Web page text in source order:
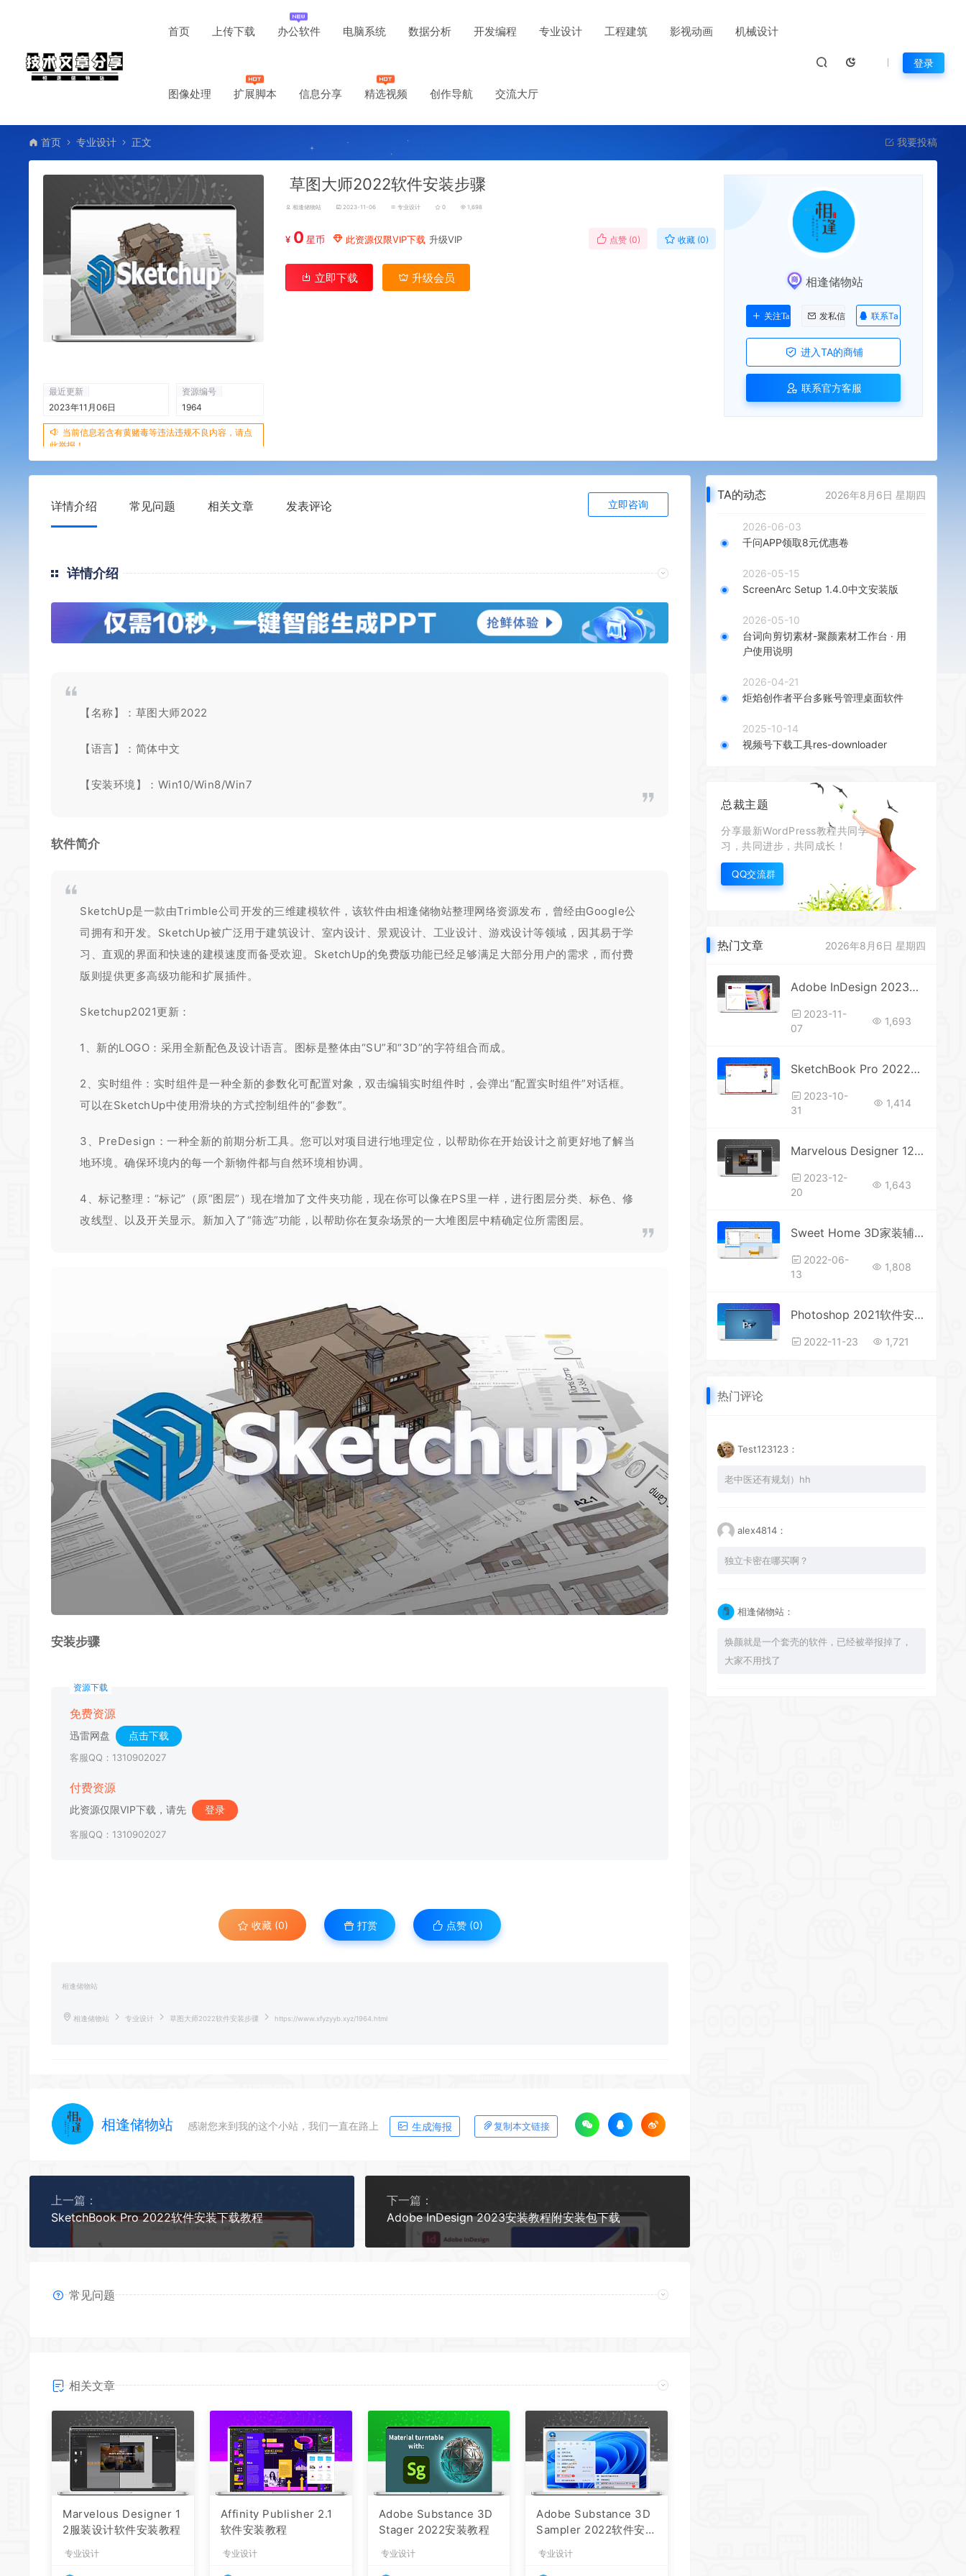
首页 上传下载 办公软件 电脑系统 数据分析 开发编程 专业设计 工程建筑 影视动画 机械设计
图像处理 扩展脚本 信息分享 精选视频 创作导航 交流大厅
登录
首页 专业设计 正文 我要投稿
最近更新
2023年11月06日
资源编号
1964
当前信息若含有黄赌毒等违法违规不良内容，请点
此举报！
草图大师2022软件安装步骤
相逢储物站 2023-11-06 专业设计 0 1,698
¥ 0 星币 此资源仅限VIP下载 升级VIP 点赞 (0) 收藏 (0)
立即下载 升级会员 相逢储物站
关注Ta 发私信 联系Ta
进入TA的商铺
联系官方客服
详情介绍 常见问题 相关文章 发表评论 立即咨询
详情介绍
【名称】：草图大师2022
【语言】：简体中文
【安装环境】：Win10/Win8/Win7
软件简介
SketchUp是一款由Trimble公司开发的三维建模软件，该软件由相逢储物站整理网络资源发布，曾经由Google公
司拥有和开发。SketchUp被广泛用于建筑设计、室内设计、景观设计、工业设计、游戏设计等领域，因其易于学
习、直观的界面和快速的建模速度而备受欢迎。SketchUp的免费版功能已经足够满足大部分用户的需求，而付费
版则提供更多高级功能和扩展插件。
Sketchup2021更新：
1、新的LOGO：采用全新配色及设计语言。图标是整体由“SU”和“3D”的字符组合而成。
2、实时组件：实时组件是一种全新的参数化可配置对象，双击编辑实时组件时，会弹出“配置实时组件”对话框。
可以在SketchUp中使用滑块的方式控制组件的“参数”。
3、PreDesign：一种全新的前期分析工具。您可以对项目进行地理定位，以帮助你在开始设计之前更好地了解当
地环境。确保环境内的每一个新物件都与自然环境相协调。
4、标记整理：“标记”（原“图层”）现在增加了文件夹功能，现在你可以像在PS里一样，进行图层分类、标色、修
改线型、以及开关显示。新加入了“筛选”功能，以帮助你在复杂场景的一大堆图层中精确定位所需图层。
安装步骤
资源下载
免费资源
迅雷网盘 点击下载
客服QQ：1310902027
付费资源
此资源仅限VIP下载，请先 登录
客服QQ：1310902027
收藏 (0) 打赏 点赞 (0)
相逢储物站
相逢储物站 专业设计 草图大师2022软件安装步骤 https://www.xfyzyyb.xyz/1964.html
相逢储物站 感谢您来到我的这个小站，我们一直在路上 生成海报 复制本文链接
上一篇：
SketchBook Pro 2022软件安装下载教程
下一篇：
Adobe InDesign 2023安装教程附安装包下载
常见问题
相关文章
Marvelous Designer 1
2服装设计软件安装教程
专业设计
Affinity Publisher 2.1
软件安装教程
专业设计
Adobe Substance 3D
Stager 2022安装教程
专业设计
Adobe Substance 3D
Sampler 2022软件安装
专业设计
TA的动态 2026年8月6日 星期四
2026-06-03
千问APP领取8元优惠卷
2026-05-15
ScreenArc Setup 1.4.0中文安装版
2026-05-10
台词向剪切素材-聚颜素材工作台 · 用
户使用说明
2026-04-21
炬焰创作者平台多账号管理桌面软件
2025-10-14
视频号下载工具res-downloader
总裁主题
分享最新WordPress教程共同学
习，共同进步，共同成长！
QQ交流群
热门文章 2026年8月6日 星期四
Adobe InDesign 2023安装教程附安装包下载
2023-11-
07
1,693
SketchBook Pro 2022软件安装下载教程
2023-10-
31
1,414
Marvelous Designer 12服装设计软件安装教程
2023-12-
20
1,643
Sweet Home 3D家装辅助设计
2022-06-
13
1,808
Photoshop 2021软件安装教程
2022-11-23 1,721
热门评论
Test123123：
老中医还有规划）hh
alex4814：
独立卡密在哪买啊？
相逢储物站：
焕颜就是一个套壳的软件，已经被举报掉了，
大家不用找了